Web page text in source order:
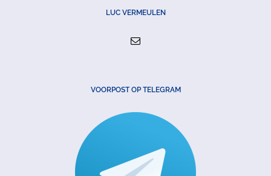
LUC VERMEULEN
VOORPOST OP TELEGRAM